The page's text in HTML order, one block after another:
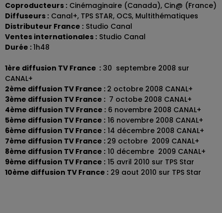
Coproducteurs : Cinémaginaire (Canada), Cin@ (France)
Diffuseurs : Canal+, TPS STAR, OCS, Multithématiques
Distributeur France : Studio Canal
Ventes internationales : Studio Canal
Durée :1h48
1ère diffusion TV France : 30 septembre 2008 sur
CANAL+
2ème diffusion TV France : 2 octobre 2008 CANAL+
3ème diffusion TV France : 7 octobe 2008 CANAL+
4ème diffusion TV France : 6 novembre 2008 CANAL+
5ème diffusion TV France : 16 novembre 2008 CANAL+
6ème diffusion TV France : 14 décembre 2008 CANAL+
7ème diffusion TV France : 29 octobre 2009 CANAL+
8ème diffusion TV France : 10 décembre 2009 CANAL+
9ème diffusion TV France : 15 avril 2010 sur TPS Star
10ème diffusion TV France : 29 aout 2010 sur TPS Star